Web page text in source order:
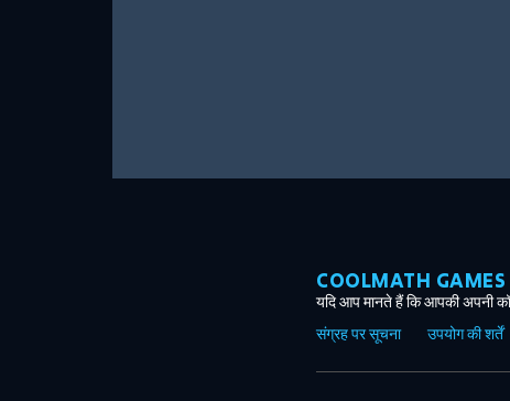
COOLMATH GAMES
यदि आप मानते हैं कि आपकी अपनी
संग्रह पर सूचना
उपयोग की शर्तें